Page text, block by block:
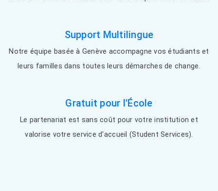
Support Multilingue
Notre équipe basée à Genève accompagne vos étudiants et
leurs familles dans toutes leurs démarches de change.
Gratuit pour l'École
Le partenariat est sans coût pour votre institution et
valorise votre service d'accueil (Student Services).